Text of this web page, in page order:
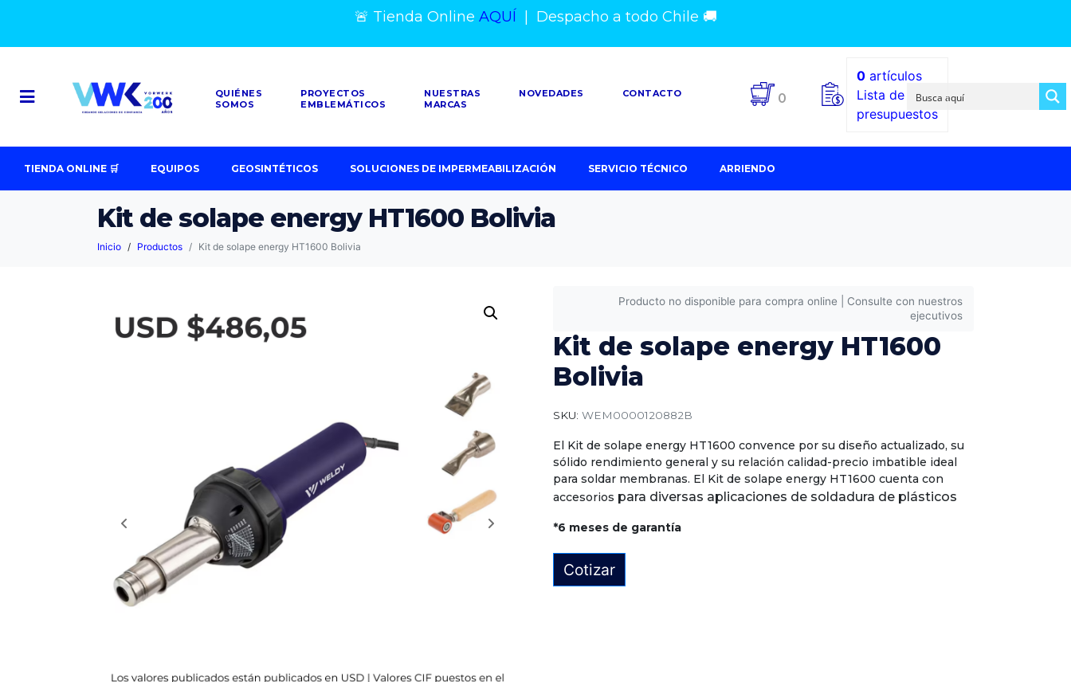
🚨 Tienda Online AQUÍ Despacho a todo Chile 🚚
QUIÉNES
SOMOS
PROYECTOS
EMBLEMÁTICOS
NUESTRAS
MARCAS
NOVEDADES CONTACTO 0
0artículos
Lista de
presupuestos
TIENDA ONLINE 🛒 EQUIPOS GEOSINTÉTICOS SOLUCIONES DE IMPERMEABILIZACIÓN SERVICIO TÉCNICO ARRIENDO
Kit de solape energy HT1600 Bolivia
Inicio Productos Kit de solape energy HT1600 Bolivia
Producto no disponible para compra online | Consulte con nuestros
ejecutivos
Kit de solape energy HT1600
Bolivia
SKU: WEM0000120882B
El Kit de solape energy HT1600 convence por su diseño actualizado, su
sólido rendimiento general y su relación calidad-precio imbatible ideal
para soldar membranas. El Kit de solape energy HT1600 cuenta con
accesorios para diversas aplicaciones de soldadura de plásticos
*6 meses de garantía
Cotizar